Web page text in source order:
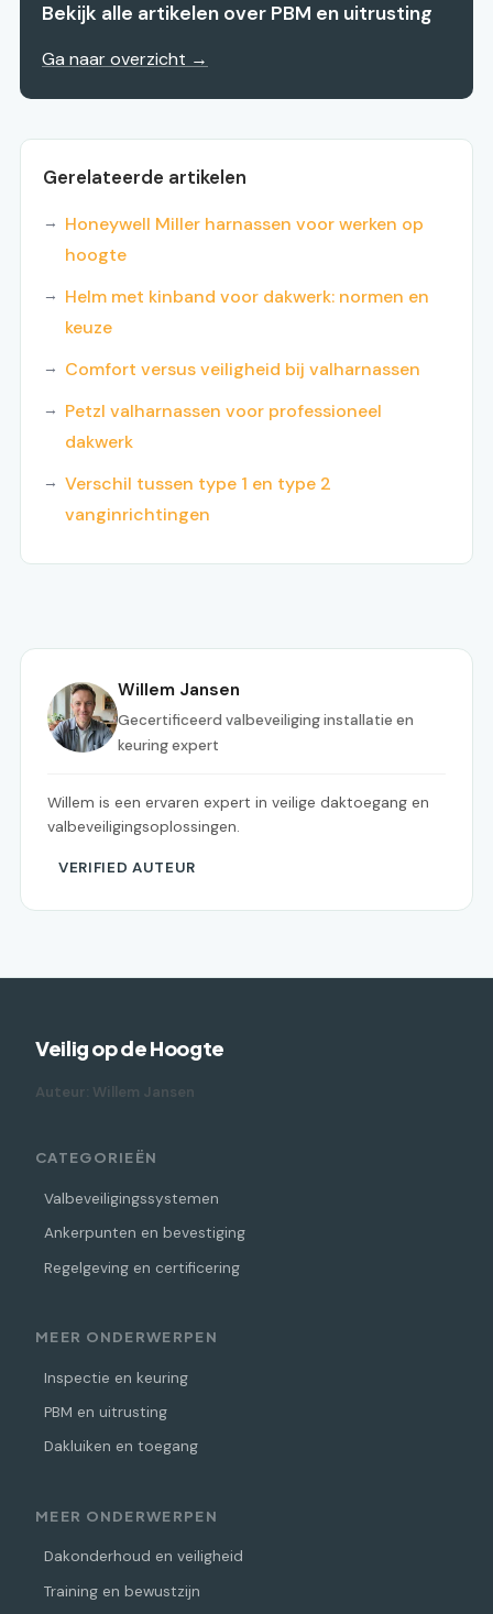
Bekijk alle artikelen over PBM en uitrusting
Ga naar overzicht →
Gerelateerde artikelen
Honeywell Miller harnassen voor werken op
hoogte
Helm met kinband voor dakwerk: normen en
keuze
Comfort versus veiligheid bij valharnassen
Petzl valharnassen voor professioneel
dakwerk
Verschil tussen type 1 en type 2
vanginrichtingen
Willem Jansen
Gecertificeerd valbeveiliging installatie en
keuring expert
Willem is een ervaren expert in veilige daktoegang en
valbeveiligingsoplossingen.
VERIFIED AUTEUR
Veilig op de Hoogte
Auteur: Willem Jansen
CATEGORIEËN
Valbeveiligingssystemen
Ankerpunten en bevestiging
Regelgeving en certificering
MEER ONDERWERPEN
Inspectie en keuring
PBM en uitrusting
Dakluiken en toegang
MEER ONDERWERPEN
Dakonderhoud en veiligheid
Training en bewustzijn